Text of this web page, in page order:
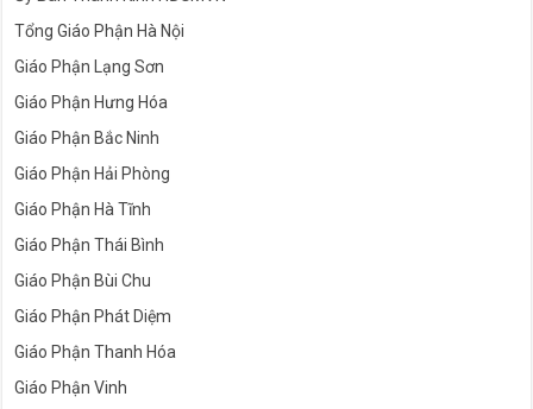
Tổng Giáo Phận Hà Nội
Giáo Phận Lạng Sơn
Giáo Phận Hưng Hóa
Giáo Phận Bắc Ninh
Giáo Phận Hải Phòng
Giáo Phận Hà Tĩnh
Giáo Phận Thái Bình
Giáo Phận Bùi Chu
Giáo Phận Phát Diệm
Giáo Phận Thanh Hóa
Giáo Phận Vinh